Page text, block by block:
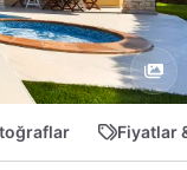
Fiyatlar